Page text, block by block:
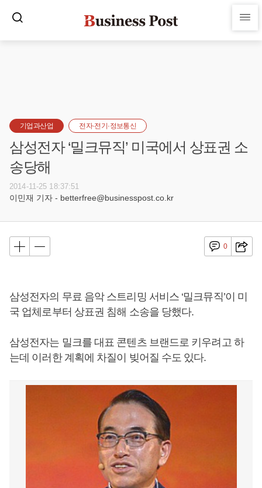
기업과산업 전자·전기·정보통신
삼성전자 ‘밀크뮤직’ 미국에서 상표권 소
송당해
2014-11-25 18:37:51
이민재 기자 - betterfree@businesspost.co.kr
0
삼성전자의 무료 음악 스트리밍 서비스 ‘밀크뮤직’이 미
국 업체로부터 상표권 침해 소송을 당했다.
삼성전자는 밀크를 대표 콘텐츠 브랜드로 키우려고 하
는데 이러한 계획에 차질이 빚어질 수도 있다.